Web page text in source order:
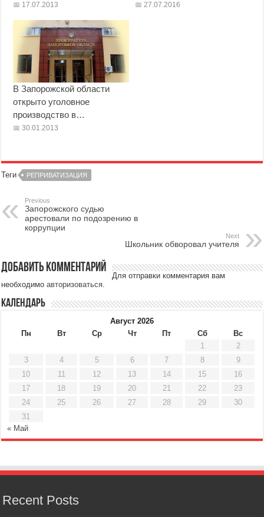
17.07.2013 27.07.2016
В Запорожской области
открыто уголовное
производство в…
30.01.2013
Теги РЕПРИВАТИЗАЦИЯ
Previous
Запорожского судью
арестовали по подозрению в
коррупции
Next
Школьник обворовал учителя
Добавить комментарий
Для отправки комментария вам
необходимоавторизоваться.
Календарь
Август 2026
Пн
Вт Ср Чт Пт Сб
Вс
1
2
3
4 5 6 7 8
9
10
11 12 13 14 15
16
17
18 19 20 21 22
23
24
25 26 27 28 29
30
31
« Май
Recent Posts